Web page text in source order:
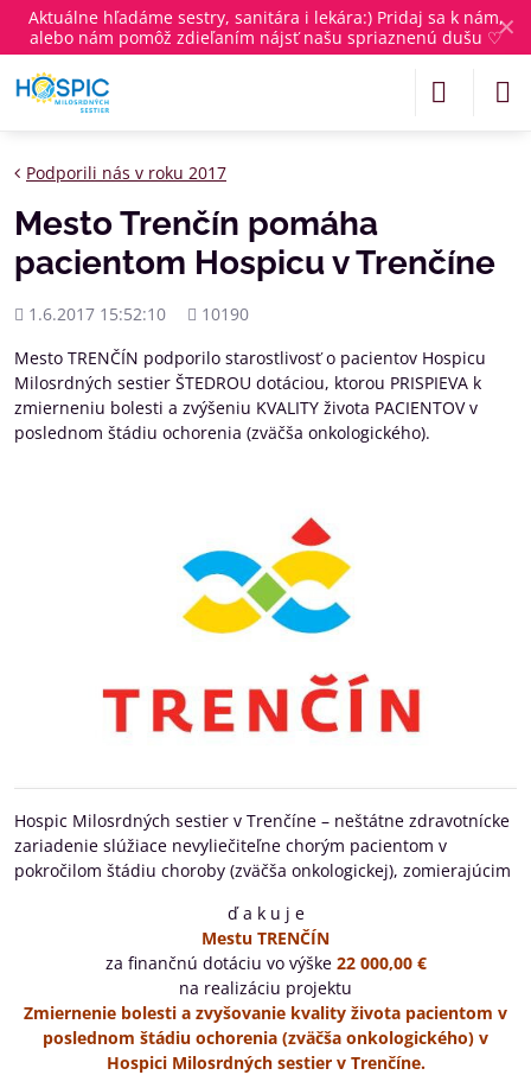
✕
Aktuálne hľadáme sestry, sanitára i lekára:) Pridaj sa k nám,
alebo nám pomôž zdieľaním nájsť našu spriaznenú dušu ♡
Podporili nás v roku 2017
Mesto Trenčín pomáha
pacientom Hospicu v Trenčíne
Pridané
1.6.2017 15:52:10
Počet
10190
Mesto TRENČÍN podporilo starostlivosť o pacientov Hospicu
Milosrdných sestier ŠTEDROU dotáciou, ktorou PRISPIEVA k
zmierneniu bolesti a zvýšeniu KVALITY života PACIENTOV v
poslednom štádiu ochorenia (zväčša onkologického).
Hospic Milosrdných sestier v Trenčíne – neštátne zdravotnícke
zariadenie slúžiace nevyliečiteľne chorým pacientom v
pokročilom štádiu choroby (zväčša onkologickej), zomierajúcim
ď a k u j e
Mestu TRENČÍN
za finančnú dotáciu vo výške 22 000,00 €
na realizáciu projektu
Zmiernenie bolesti a zvyšovanie kvality života pacientom v
poslednom štádiu ochorenia (zväčša onkologického) v
Hospici Milosrdných sestier v Trenčíne.